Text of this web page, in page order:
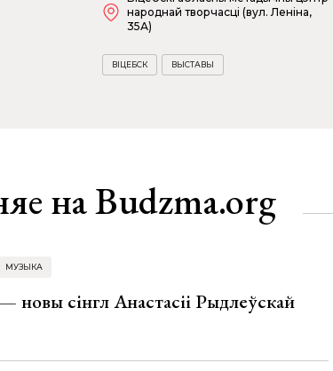
народнай творчасці (вул. Леніна,
35А)
ВІЦЕБСК ВЫСТАВЫ
на Budzma.org
МУЗЫКА
новы сінгл Анастасіі Рыдлеўскай